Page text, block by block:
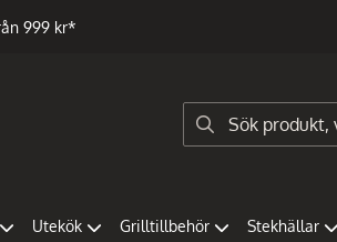
999 kr*
Utekök Grilltillbehör Stekhällar